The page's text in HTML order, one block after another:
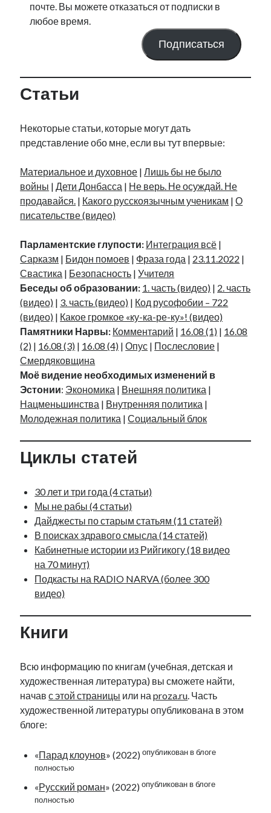
почте. Вы можете отказаться от подписки в
любое время.
Подписаться
Статьи
Некоторые статьи, которые могут дать
представление обо мне, если вы тут впервые:
Материальное и духовное |Лишь бы не было
войны |Дети Донбасса | Не верь. Не осуждай. Не
продавайся. | Какого русскоязычным ученикам |О
писательстве (видео)
Парламентские глупости: Интеграция всё |
Сарказм | Бидон помоев | Фраза года | 23.11.2022 |
Свастика | Безопасность |Учителя
Беседы об образовании: 1. часть (видео) | 2. часть
(видео) | 3. часть (видео) | Код русофобии – 722
(видео) | Какое громкое «ку-ка-ре-ку»! (видео)
Памятники Нарвы: Комментарий | 16.08 (1) | 16.08
(2) | 16.08 (3) | 16.08 (4) |Опус | Послесловие |
Смердяковщина
Моё видение необходимых изменений в
Эстонии: Экономика | Внешняя политика |
Нацменьшинства | Внутренняя политика |
Молодежная политика |Социальный блок
Циклы статей
30 лет и три года (4 статьи)
Мы не рабы (4 статьи)
Дайджесты по старым статьям (11 статей)
В поисках здравого смысла (14 статей)
Кабинетные истории из Рийгикогу (18 видео
на 70 минут)
Подкасты на RADIO NARVA (более 300
видео)
Книги
Всю информацию по книгам (учебная, детская и
художественная литература) вы сможете найти,
начавс этой страницы или наproza.ru. Часть
художественной литературы опубликована в этом
блоге:
«Парад клоунов» (2022)опубликован в блоге
полностью
«Русский роман» (2022)опубликован в блоге
полностью